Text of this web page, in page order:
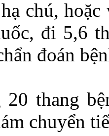
chú,
đi 5,6
đoán
20 thang
chuyển